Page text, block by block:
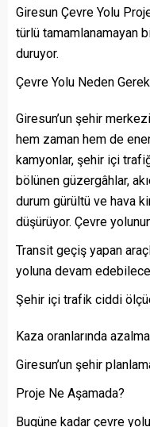
Giresun Çevre Yolu
türlü tamamlanamayan
duruyor.
Çevre Yolu Neden
Giresun’un şehir
hem zaman hem de
kamyonlar, şehir içi
bölünen güzergâhlar,
durum gürültü ve hava
düşürüyor. Çevre
Transit geçiş yapan
yoluna devam
Şehir içi trafik ciddi
Kaza oranlarında
Giresun’un şehir
Proje Ne Aşamada?
Bugüne kadar çevre